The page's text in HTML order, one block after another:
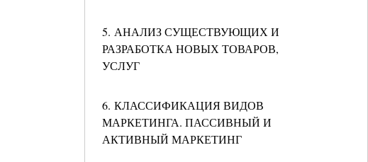
5. АНАЛИЗ СУЩЕСТВУЮЩИХ И
РАЗРАБОТКА НОВЫХ ТОВАРОВ,
УСЛУГ
6. КЛАССИФИКАЦИЯ ВИДОВ
МАРКЕТИНГА. ПАССИВНЫЙ И
АКТИВНЫЙ МАРКЕТИНГ